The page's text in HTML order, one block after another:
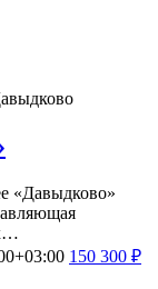
«Давыдково»
150 300 ₽